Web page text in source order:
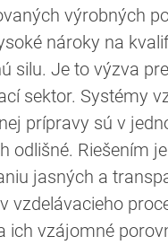
výrobných
nároky na
silu. Je to výzva pre
sektor. Systémy
prípravy sú v
odlišné. Riešením
jasných a
vzdelávacieho
ich vzájomné